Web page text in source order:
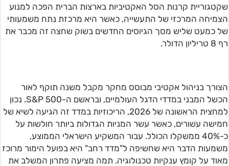
שקטגוריית קרנות הסל האקטיביות בארצות הברית הפכה למנוע
הצמיחה המרכזי של התעשייה, כאשר היא מרכזת נתח משמעותי
של כמעט שליש מסך הגיוסים החדשים בשוק שחצה זה מכבר את
רף 8 טריליון הדולר.
הצורך בניהול אקטיבי מבוסס מחקר מקבל משנה תוקף לאור
הכשל המבני במדדי הדגל העולמיים, ובראשם ה-S&P 500. נכון
למחצית הראשונה של 2026, הריכוזיות במדד זה הגיעה לשיא של
חמישה עשורים, כאשר עשר המניות הגדולות ביותר חולשות על
כ-40% ממשקלו הכולל. עבור המשקיע הישראלי הממוצע,
משמעות הדבר היא שחשיפה ל"מדד רחב" היא בפועל הימור מרוכז
מאוד על קומץ ענקיות טכנולוגיה. תמה מציעה פתרון המשלב את